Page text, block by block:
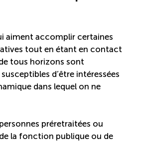
formations en ligne
INFOLETTRE
NOUVELLES
aiment accomplir certaines
tout en étant en contact
tous horizons sont
d’être intéressées
dans lequel on ne
préretraitées ou
la fonction publique ou de